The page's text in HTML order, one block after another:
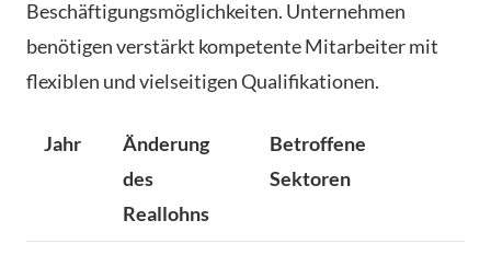
Beschäftigungsmöglichkeiten. Unternehmen
benötigen verstärkt kompetente Mitarbeiter mit
flexiblen und vielseitigen Qualifikationen.
Jahr
Änderung
des
Reallohns
Betroffene
Sektoren